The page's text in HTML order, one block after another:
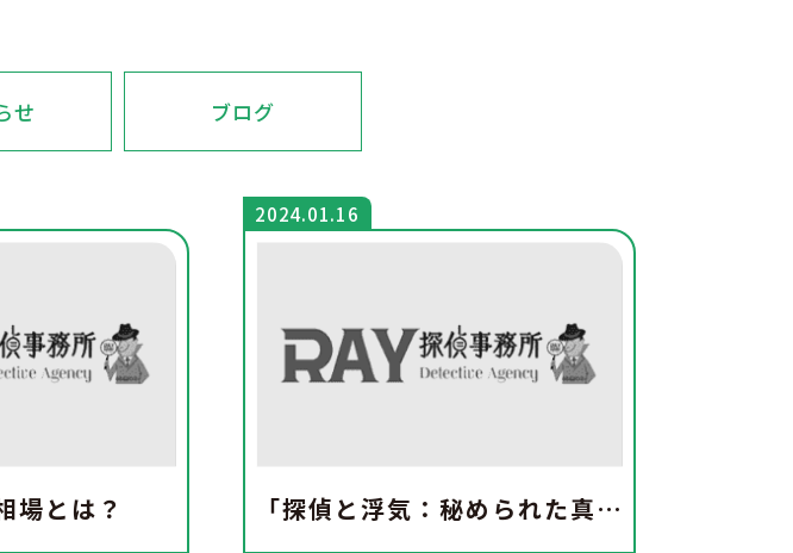
せ ブログ
場とは？ 「探偵と浮気：秘められた真実への道」
2024.01.16